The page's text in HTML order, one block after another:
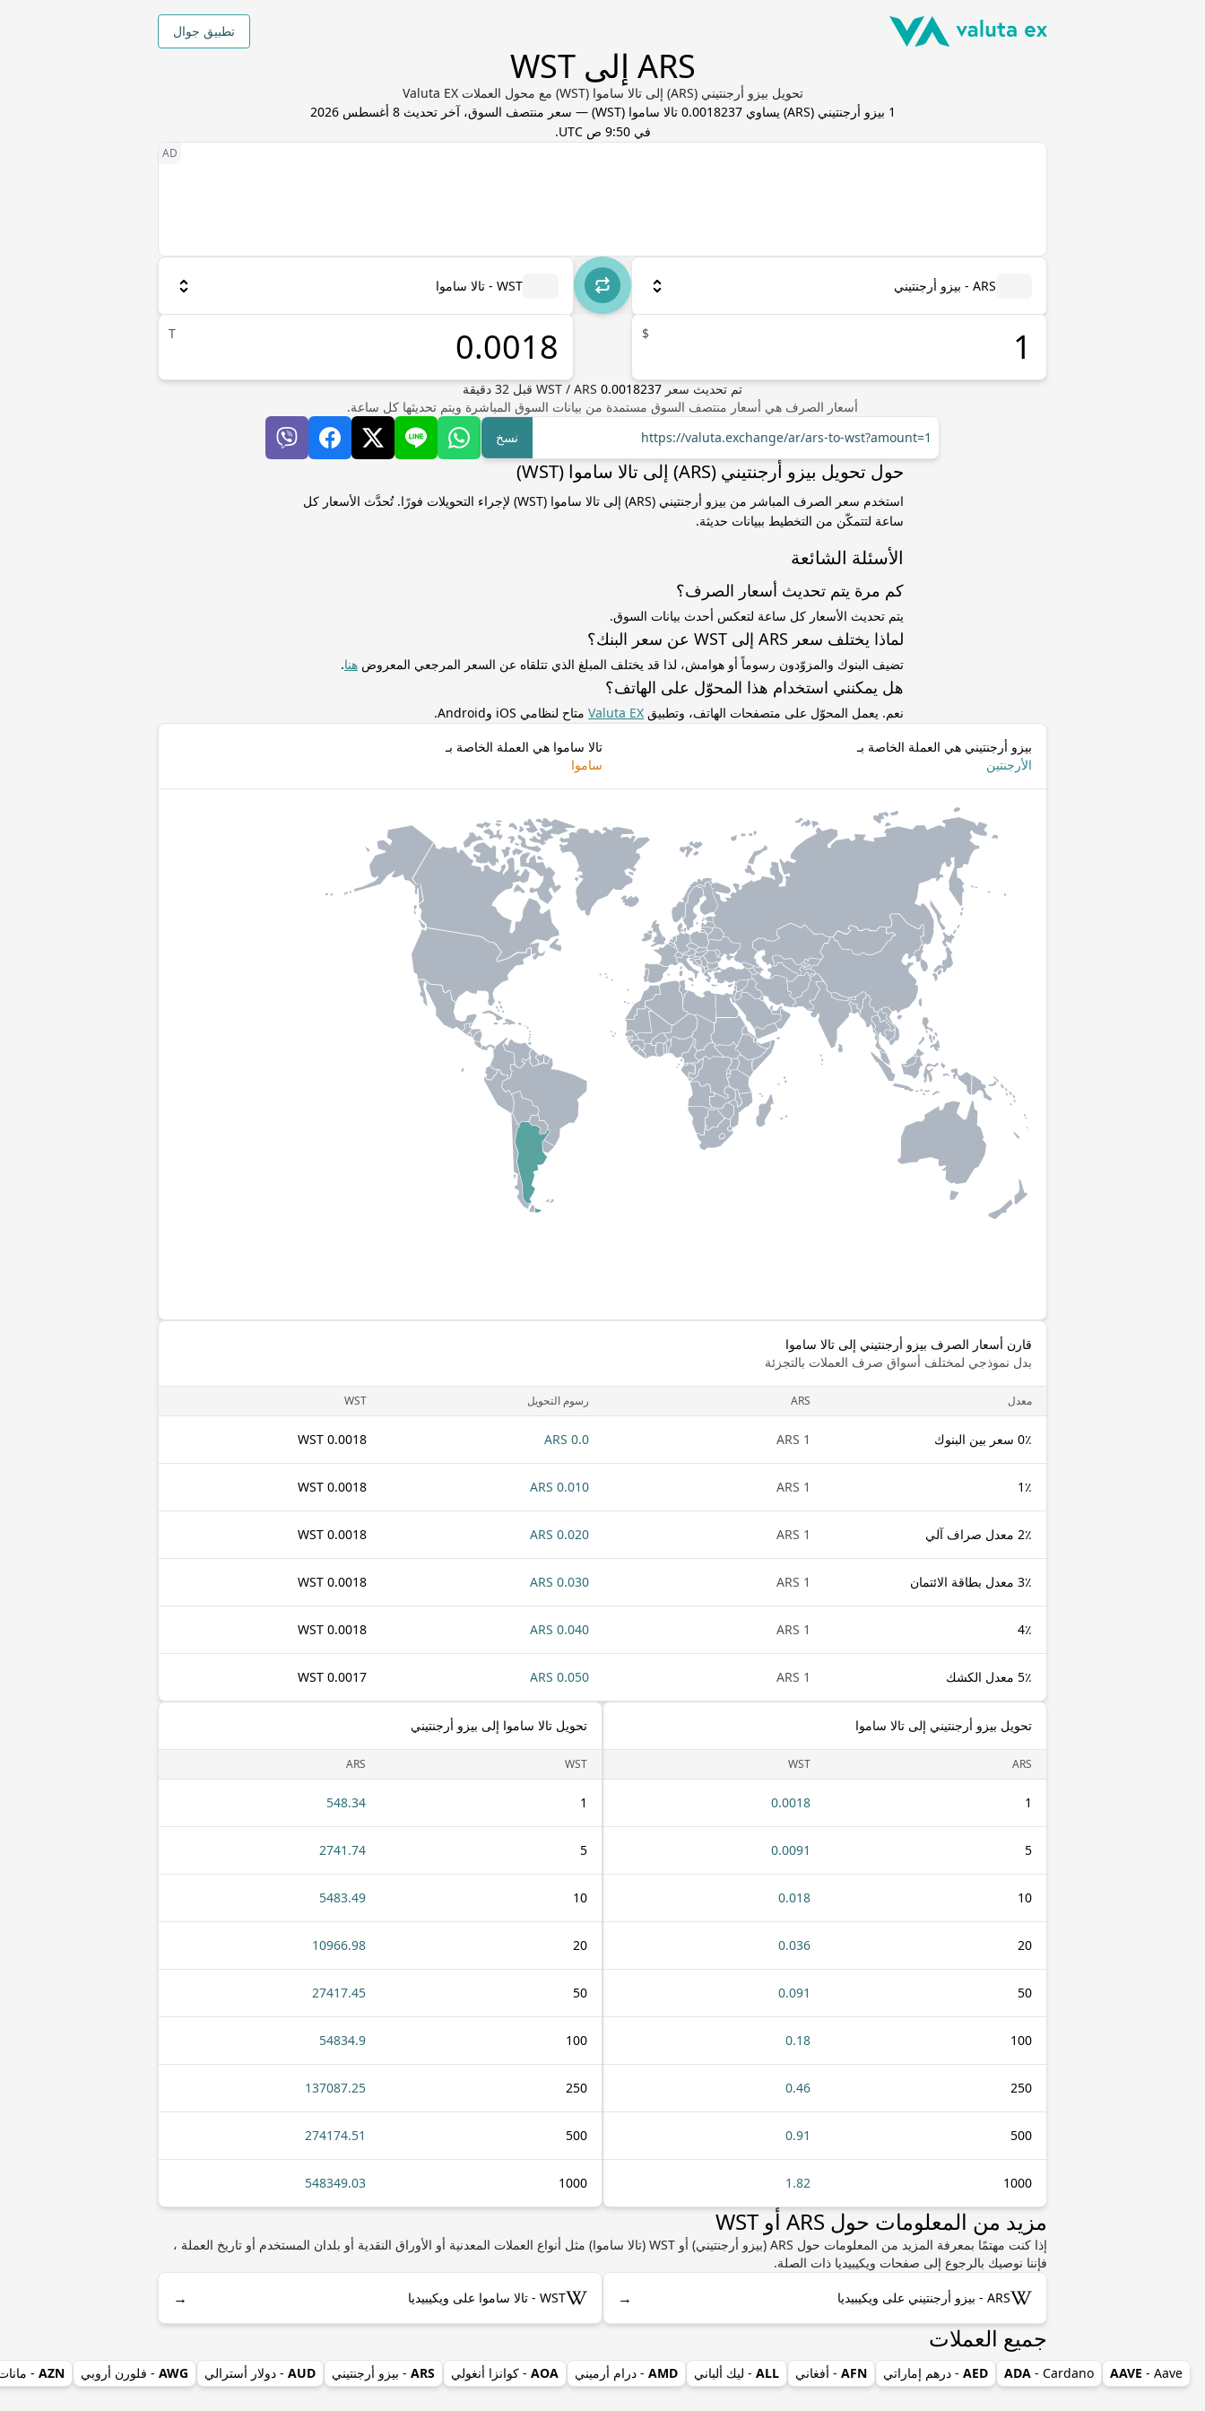
تطبيق جوال
ARS إلى WST
تحويل بيزو أرجنتيني (ARS) إلى تالا ساموا (WST) مع محول العملات Valuta EX
1 بيزو أرجنتيني (
ARS) يساوي0.0018237 تالا ساموا (
WST) — سعر منتصف السوق، آخر تحديث
8 أغسطس 2026
في 9:50 ص UTC
.
ARS - بيزو أرجنتيني
$
WST - تالا ساموا
T
تم تحديث سعر WST / ARS 0.0018237 قبل 32 دقيقة
أسعار الصرف هي أسعار منتصف السوق مستمدة من بيانات السوق المباشرة ويتم تحديثها كل ساعة.
https://valuta.exchange/ar/ars-to-wst?amount=1
نسخ
حول تحويل بيزو أرجنتيني (ARS) إلى تالا ساموا (WST)
استخدم سعر الصرف المباشر من بيزو أرجنتيني (ARS) إلى تالا ساموا (WST) لإجراء التحويلات فورًا. تُحدَّث الأسعار كل
ساعة لتتمكّن من التخطيط ببيانات حديثة.
الأسئلة الشائعة
كم مرة يتم تحديث أسعار الصرف؟
يتم تحديث الأسعار كل ساعة لتعكس أحدث بيانات السوق.
لماذا يختلف سعر ARS إلى WST عن سعر البنك؟
تضيف البنوك والمزوّدون رسوماً أو هوامش، لذا قد يختلف المبلغ الذي تتلقاه عن السعر المرجعي المعروض هنا.
هل يمكنني استخدام هذا المحوّل على الهاتف؟
نعم. يعمل المحوّل على متصفحات الهاتف، وتطبيق Valuta EX متاح لنظامي iOS وAndroid.
بيزو أرجنتيني هي العملة الخاصة بـ
الأرجنتين
تالا ساموا هي العملة الخاصة بـ
ساموا
قارن أسعار الصرف بيزو أرجنتيني إلى تالا ساموا
بدل نموذجي لمختلف أسواق صرف العملات بالتجزئة
معدل ARS رسوم التحويل WST
0٪ سعر بين البنوك 1 ARS
0.0 ARS
0.0018 WST
1٪ 1 ARS
0.010 ARS
0.0018 WST
2٪ معدل صراف آلي 1 ARS
0.020 ARS
0.0018 WST
3٪ معدل بطاقة الائتمان 1 ARS
0.030 ARS
0.0018 WST
4٪ 1 ARS
0.040 ARS
0.0018 WST
5٪ معدل الكشك 1 ARS
0.050 ARS
0.0017 WST
تحويل بيزو أرجنتيني إلى تالا ساموا
ARS
WST
1
0.0018
5
0.0091
10
0.018
20
0.036
50
0.091
100
0.18
250
0.46
500
0.91
1000
1.82
تحويل تالا ساموا إلى بيزو أرجنتيني
WST
ARS
1
548.34
5
2741.74
10
5483.49
20
10966.98
50
27417.45
100
54834.9
250
137087.25
500
274174.51
1000
548349.03
مزيد من المعلومات حول ARS أو WST
إذا كنت مهتمًا بمعرفة المزيد من المعلومات حول ARS (بيزو أرجنتيني) أو WST (تالا ساموا) مثل أنواع العملات المعدنية أو الأوراق النقدية أو بلدان المستخدم أو تاريخ العملة ،
فإننا نوصيك بالرجوع إلى صفحات ويكيبيديا ذات الصلة.
ARS - بيزو أرجنتيني على ويكيبيديا → WST - تالا ساموا على ويكيبيديا →
جميع العملات
AAVE - Aave
ADA - Cardano
AED - درهم إماراتي AFN - أفغاني ALL - ليك ألباني AMD - درام أرميني AOA - كوانزا أنغولي ARS - بيزو أرجنتيني AUD - دولار أسترالي AWG - فلورن أروبي AZN
-